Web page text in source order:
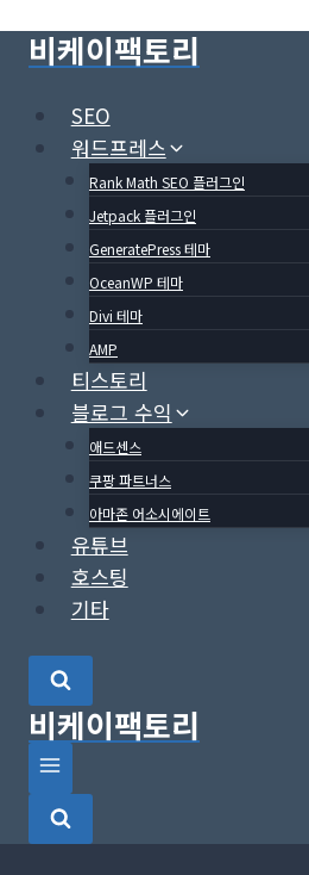
비케이팩토리
SEO
워드프레스
Rank Math SEO 플러그인
Jetpack 플러그인
GeneratePress 테마
OceanWP 테마
Divi 테마
AMP
티스토리
블로그 수익
애드센스
쿠팡 파트너스
아마존 어소시에이트
유튜브
호스팅
기타
비케이팩토리